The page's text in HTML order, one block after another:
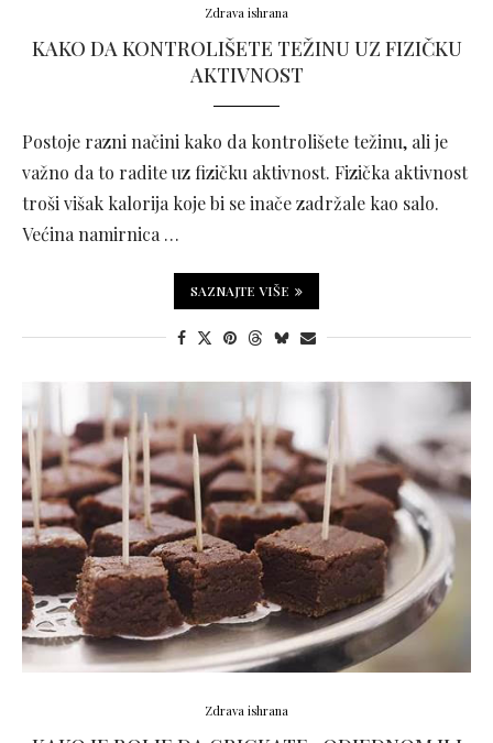
Zdrava ishrana
KAKO DA KONTROLIŠETE TEŽINU UZ FIZIČKU
AKTIVNOST
Postoje razni načini kako da kontrolišete težinu, ali je
važno da to radite uz fizičku aktivnost. Fizička aktivnost
troši višak kalorija koje bi se inače zadržale kao salo.
Većina namirnica …
SAZNAJTE VIŠE
Zdrava ishrana